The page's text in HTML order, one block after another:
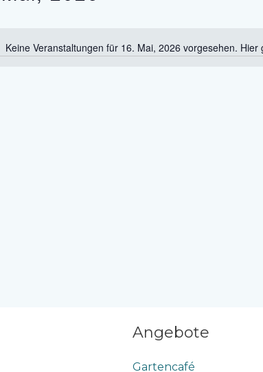
Keine Veranstaltungen für 16. Mai, 2026 vorgesehen. Hier
Angebote
Gartencafé